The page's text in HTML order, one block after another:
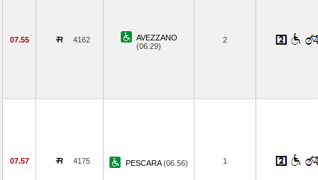
07.55 4162
AVEZZANO
(06.29)
2
07.57 4175 PESCARA(06.56) 1